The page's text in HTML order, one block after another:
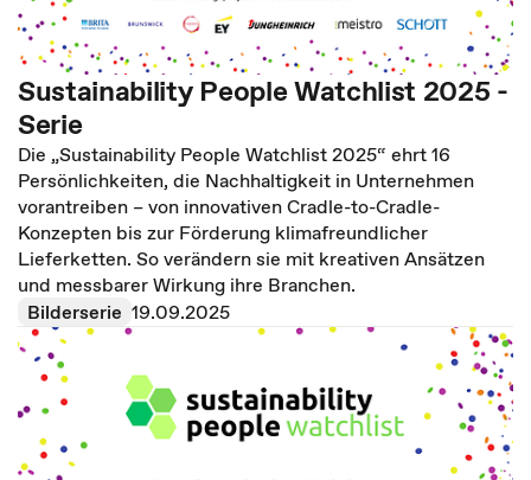
Sustainability People Watchlist 2025 -
Serie
Die „Sustainability People Watchlist 2025“ ehrt 16
Persönlichkeiten, die Nachhaltigkeit in Unternehmen
vorantreiben – von innovativen Cradle-to-Cradle-
Konzepten bis zur Förderung klimafreundlicher
Lieferketten. So verändern sie mit kreativen Ansätzen
und messbarer Wirkung ihre Branchen.
Bilderserie 19.09.2025